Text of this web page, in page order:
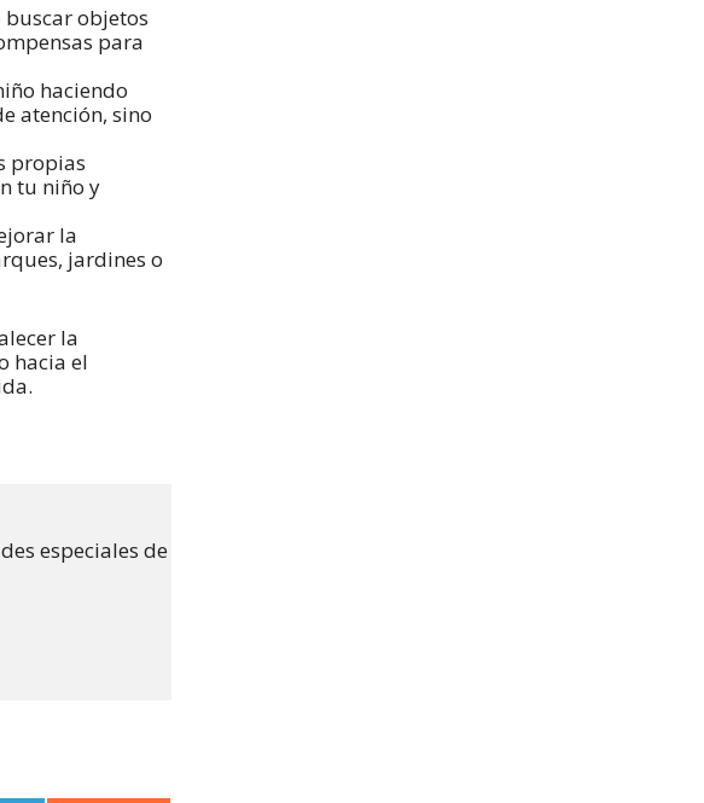
buscar objetos
para
haciendo
atención, sino
propias
tu niño y
la
jardines o
la
hacia el
especiales de la Universidad de la Prefectura de Aichi